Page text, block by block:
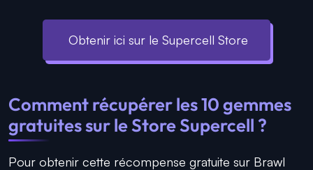
Obtenir ici sur le Supercell Store
Comment récupérer les 10 gemmes
gratuites sur le Store Supercell ?
Pour obtenir cette récompense gratuite sur Brawl